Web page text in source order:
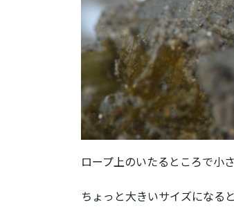
ロープ上のいたるところで小
ちょっと大きいサイズになる